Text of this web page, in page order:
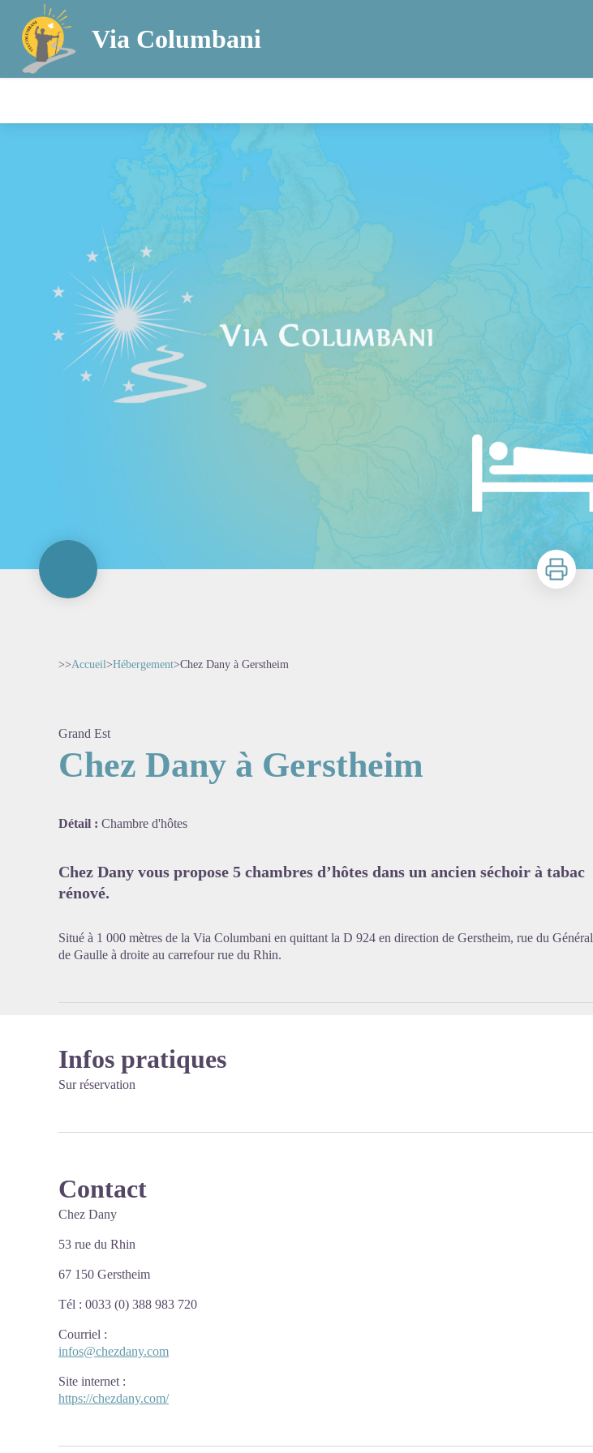
Via Columbani
Imprimer
>>Accueil>Hébergement>Chez Dany à Gerstheim
Grand Est
Chez Dany à Gerstheim
Détail : Chambre d'hôtes
Chez Dany vous propose 5 chambres d’hôtes dans un ancien séchoir à tabac
rénové.
Situé à 1 000 mètres de la Via Columbani en quittant la D 924 en direction de Gerstheim, rue du Général
de Gaulle à droite au carrefour rue du Rhin.
Infos pratiques
Sur réservation
Contact
Chez Dany
53 rue du Rhin
67 150 Gerstheim
Tél : 0033 (0) 388 983 720
Courriel :
infos@chezdany.com
Site internet :
https://chezdany.com/